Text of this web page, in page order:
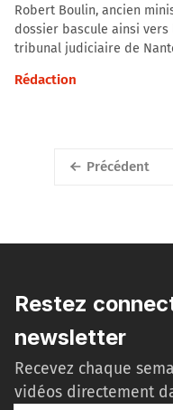
Robert Boulin, ancien
dossier bascule ainsi
tribunal judiciaire de
Rédaction
Précédent
Restez
newsletter
Recevez chaque
vidéos directement